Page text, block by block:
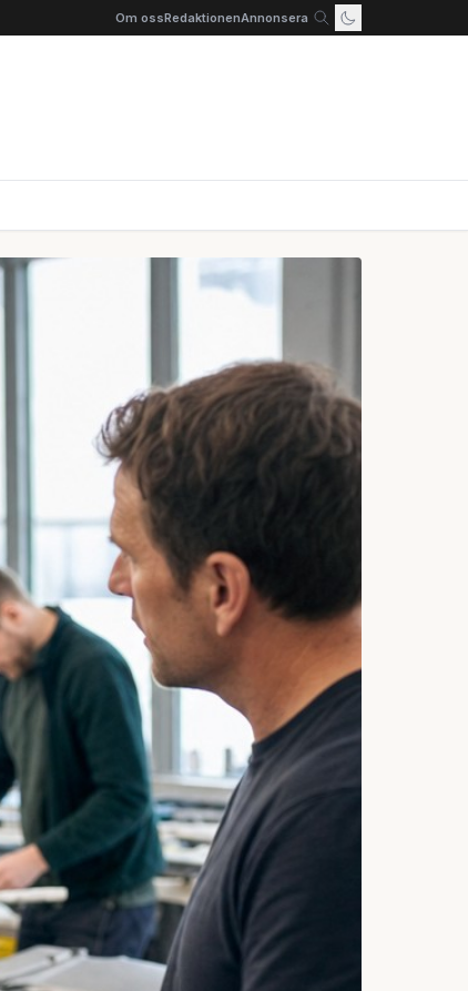
Om ossRedaktionenAnnonsera